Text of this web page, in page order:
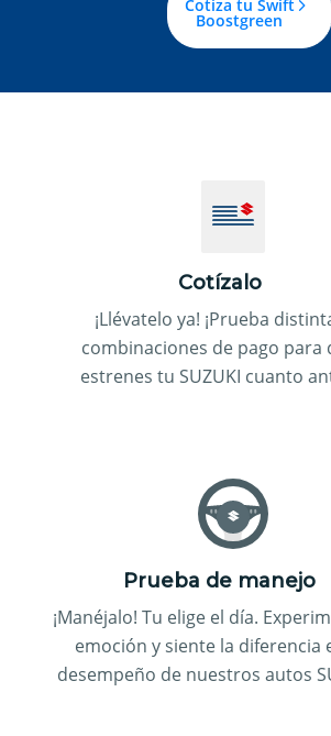
Cotiza tu Swift
Boostgreen
Cotízalo
¡Llévatelo ya! ¡Prueba
combinaciones de pago para
estrenes tu SUZUKI cuanto
Prueba de manejo
¡Manéjalo! Tu elige el día.
emoción y siente la diferencia
desempeño de nuestros autos